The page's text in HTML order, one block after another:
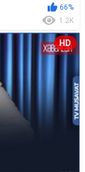
66%
1.2K
HD